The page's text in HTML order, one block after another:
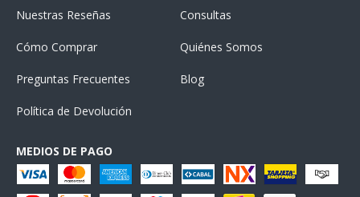
Nuestras Reseñas Consultas
Cómo Comprar Quiénes Somos
Preguntas Frecuentes Blog
Política de Devolución
MEDIOS DE PAGO